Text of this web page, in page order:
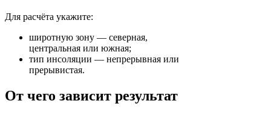
Для расчёта укажите:
широтную зону — северная,
центральная или южная;
тип инсоляции — непрерывная или
прерывистая.
От чего зависит результат